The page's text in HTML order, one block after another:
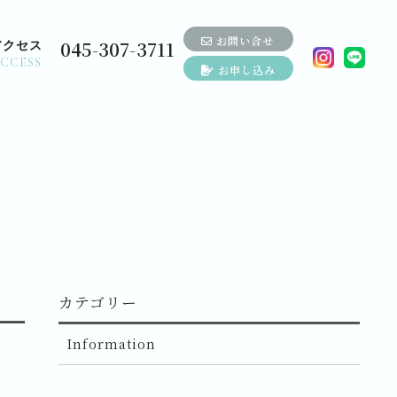
クセス
045-307-3711
お問い合せ
お申し込み
カテゴリー
Information